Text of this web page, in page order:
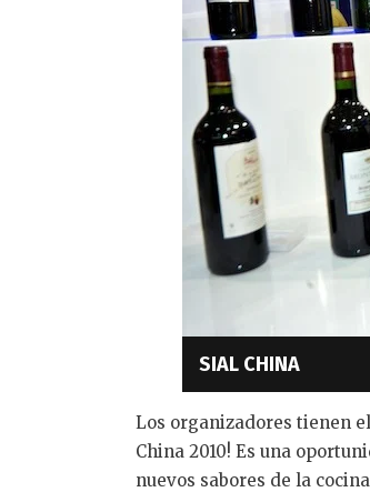
SIAL CHINA
Los organizadores tienen
China 2010! Es una
nuevos sabores de la